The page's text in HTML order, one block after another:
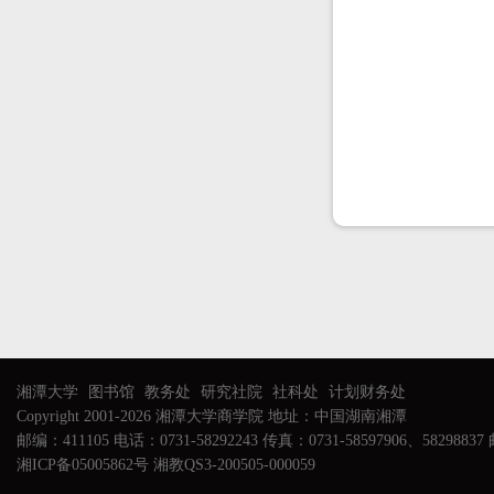
湘潭大学 图书馆 教务处 研究社院 社科处
计划财务处
Copyright 2001-2026 湘潭大学商学院 地址：中国湖南湘潭
邮编：411105 电话：0731-58292243 传真：0731-58597906、58298837
湘ICP备05005862号 湘教QS3-200505-000059